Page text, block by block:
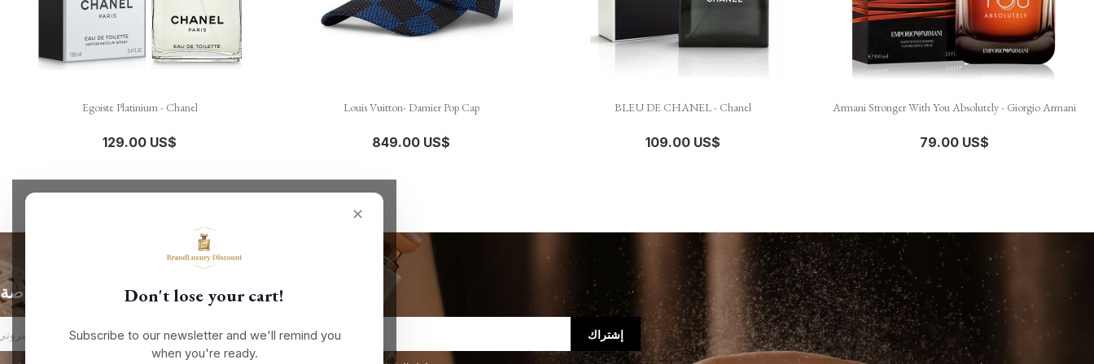
 نظرة سريعة
Egoiste Platinium - Chanel
129.00 US$
 نظرة سريعة
Louis Vuitton- Damier Pop Cap
849.00 US$
 نظرة سريعة
BLEU DE CHANEL - Chanel
109.00 US$
 نظرة سريعة
Armani Stronger With You Absolutely - Giorgio Armani
79.00 US$
✕
Don't lose your cart!
Subscribe to our newsletter and we'll remind you
when you're ready.
الحصول على أحدث الأخبار والعروض الخاصة